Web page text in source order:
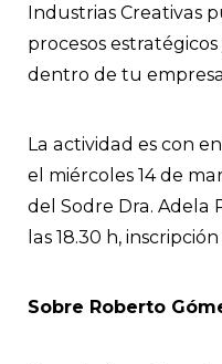
Industrias Creativas
procesos
dentro de tu
La actividad es con
el miércoles 14 de
del Sodre Dra. Adela
las 18.30 h,
Sobre Roberto